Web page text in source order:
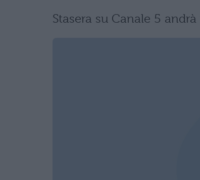
Stasera su Canale 5